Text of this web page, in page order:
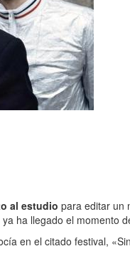
al estudio para editar un
ha llegado el
en el citado festival,